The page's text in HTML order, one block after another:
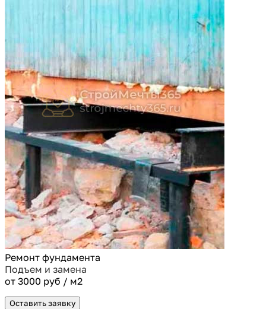
Ремонт фундамента
Подъем и замена
от 3000 руб / м2
Оставить заявку